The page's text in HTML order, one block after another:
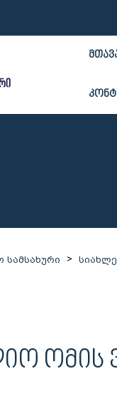
სამსახური >
ᲝᲛᲘᲡ